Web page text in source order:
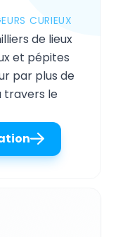
CURIEUX
de lieux
et pépites
par plus de
travers le